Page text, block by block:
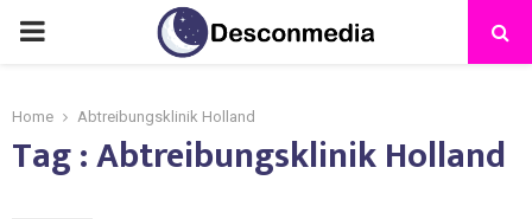
Home Abtreibungsklinik Holland
Tag : Abtreibungsklinik Holland